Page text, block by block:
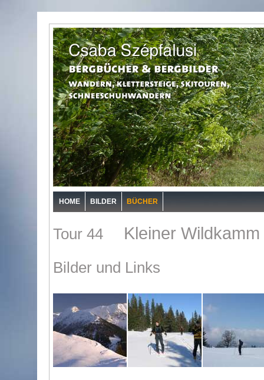
HOME BILDER BÜCHER
Tour 44 Kleiner Wildkamm
Bilder und Links